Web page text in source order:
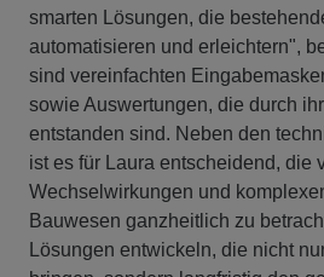
smarten Lösungen, die
automatisieren und erleichtern",
sind vereinfachten
sowie Auswertungen, die durch
entstanden sind. Neben den
ist es für Laura entscheidend, die
Wechselwirkungen und
Bauwesen ganzheitlich zu
Lösungen entwickeln, die nicht